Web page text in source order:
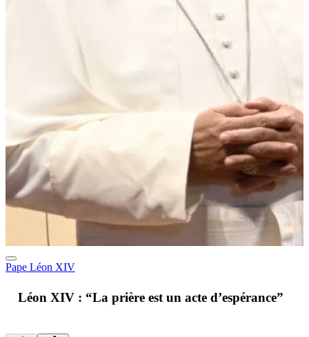
Pape Léon XIV
Léon XIV : “La prière est un acte d’espérance”